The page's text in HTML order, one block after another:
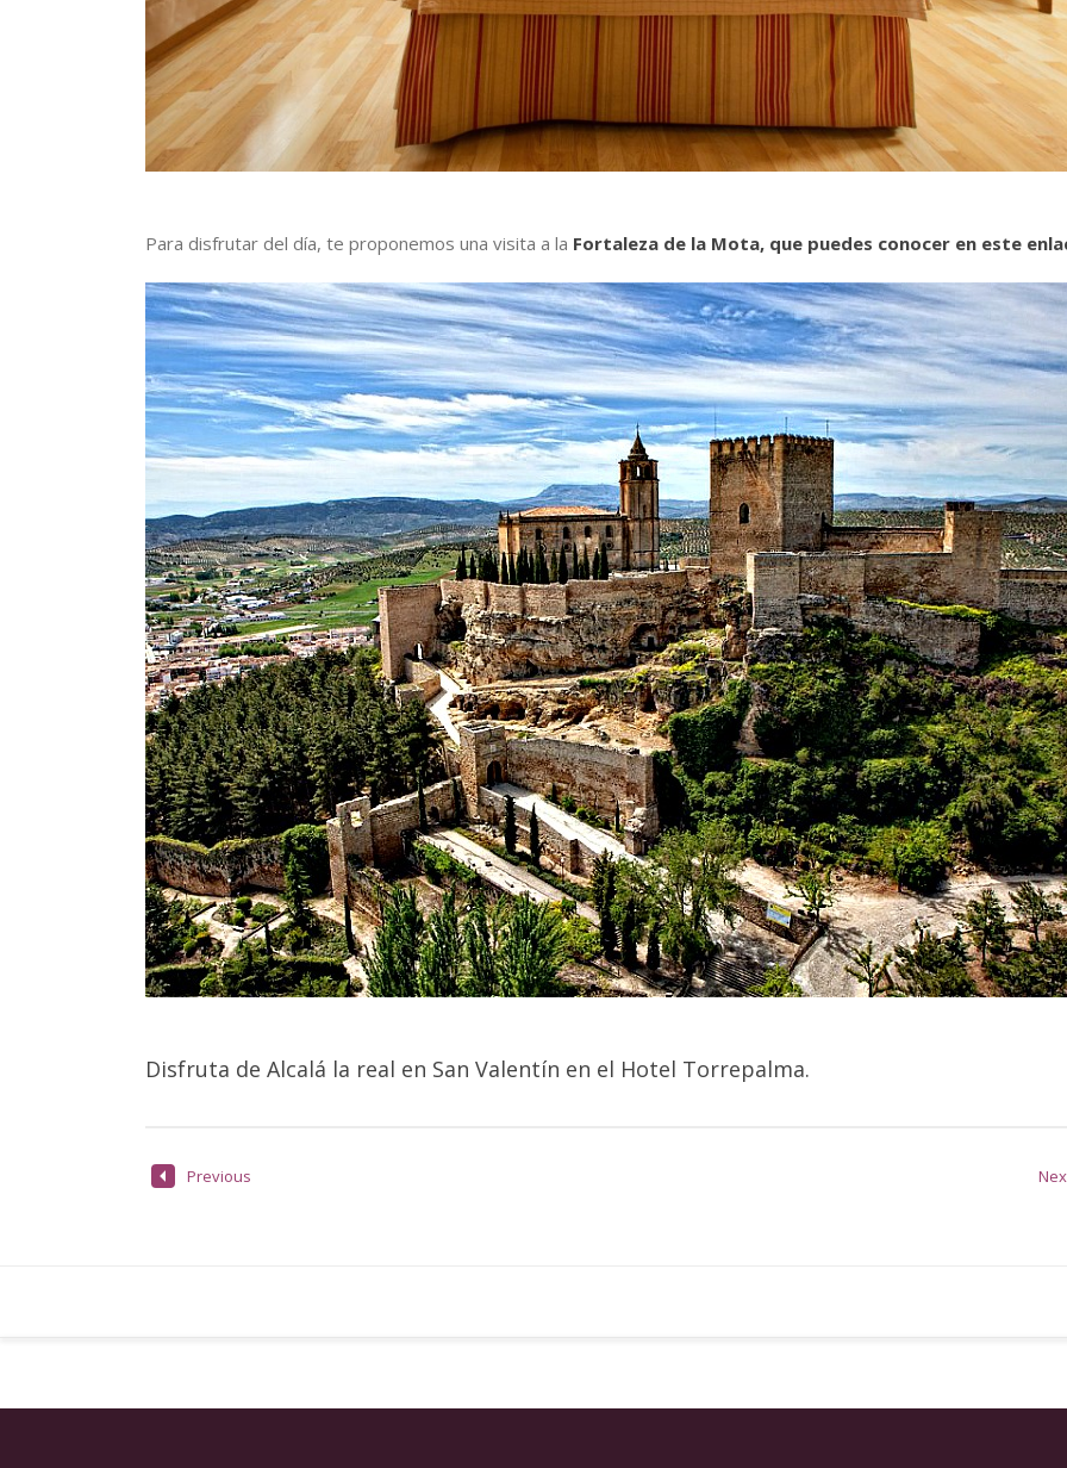
Para disfrutar del día, te proponemos una visita a la Fortaleza de la Mota, que puedes conocer en este
Disfruta de Alcalá la real en San Valentín en el Hotel Torrepalma.
Previous